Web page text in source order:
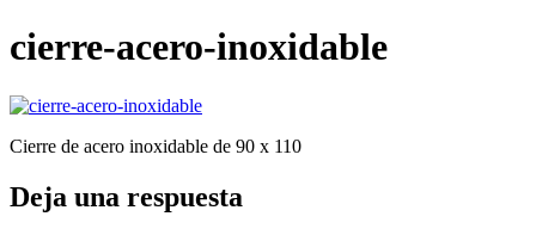
cierre-acero-inoxidable
Cierre de acero inoxidable de 90 x 110
Deja una respuesta